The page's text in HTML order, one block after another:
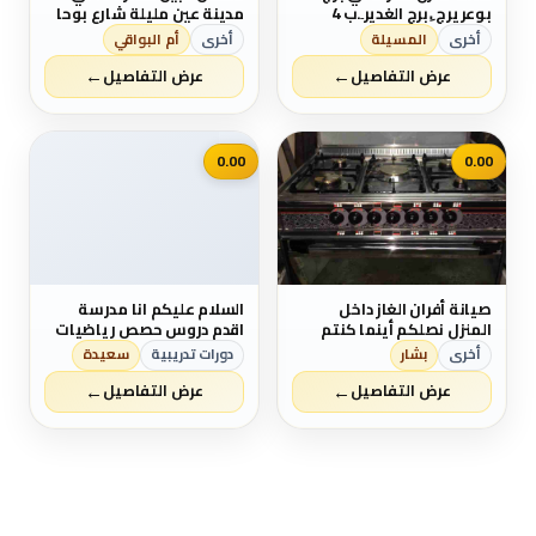
بوعريرج .ِبرج الغدير ِ.ب 4
طوابق خصيصا للأطباء
أخرى المسيلة
عرض التفاصيل←
مدينة عين مليلة شارع بوحا
والسلام عليكم
أخرى أم البواقي
عرض التفاصيل←
0.00
صيانة أفران الغاز داخل
المنزل نصلكم أينما كنتم
بكفالة وجودة عالية
0796251113
أخرى بشار
عرض التفاصيل←
📷
0.00
السلام عليكم انا مدرسة
اقدم دروس حصص رياضيات
وفزياء للطلاب التعليم
المتوسط اقدم دروس
اليكترونيك لدي قناة على
اليوتيوب خاصة بالرياضيات
دورات تدريبية سعيدة
عرض التفاصيل←